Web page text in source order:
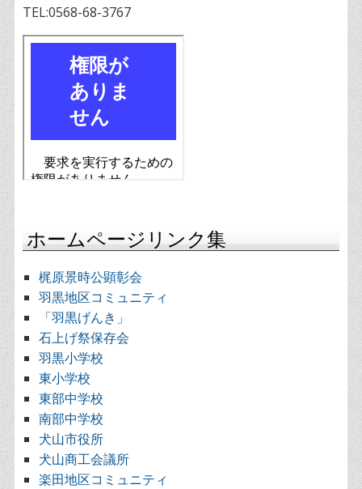
TEL:0568-68-3767
ホームページリンク集
梶原景時公顕彰会
羽黒地区コミュニティ
「羽黒げんき」
石上げ祭保存会
羽黒小学校
東小学校
東部中学校
南部中学校
犬山市役所
犬山商工会議所
楽田地区コミュニティ